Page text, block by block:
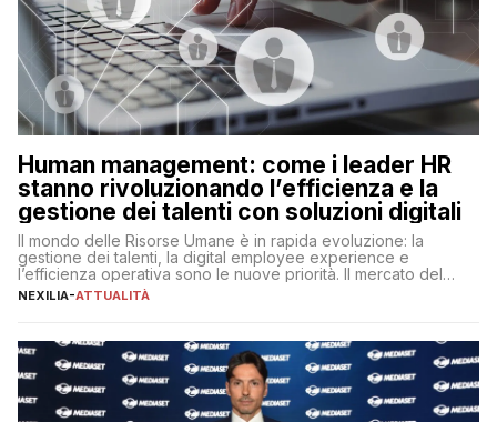
Human management: come i leader HR
stanno rivoluzionando l’efficienza e la
gestione dei talenti con soluzioni digitali
Il mondo delle Risorse Umane è in rapida evoluzione: la
gestione dei talenti, la digital employee experience e
l’efficienza operativa sono le nuove priorità. Il mercato del
lavoro, d’altra parte, è sempre più competitivo con una lotta
NEXILIA-ATTUALITÀ